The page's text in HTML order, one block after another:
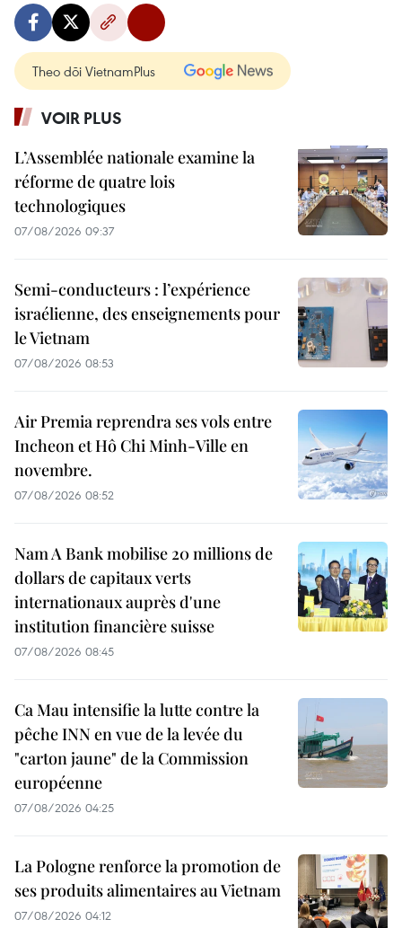
Theo dõi VietnamPlus
VOIR PLUS
L’Assemblée nationale examine la
réforme de quatre lois
technologiques
07/08/2026 09:37
Semi-conducteurs : l’expérience
israélienne, des enseignements pour
le Vietnam
07/08/2026 08:53
Air Premia reprendra ses vols entre
Incheon et Hô Chi Minh-Ville en
novembre.
07/08/2026 08:52
Nam A Bank mobilise 20 millions de
dollars de capitaux verts
internationaux auprès d'une
institution financière suisse
07/08/2026 08:45
Ca Mau intensifie la lutte contre la
pêche INN en vue de la levée du
"carton jaune" de la Commission
européenne
07/08/2026 04:25
La Pologne renforce la promotion de
ses produits alimentaires au Vietnam
07/08/2026 04:12